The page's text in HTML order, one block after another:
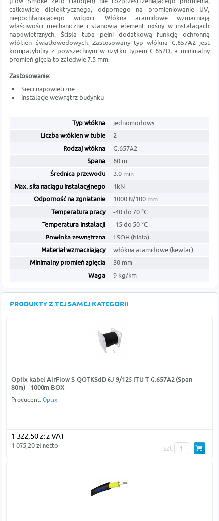
całkowicie dielektrycznego, odpornego na promieniowanie UV,
niepochłaniającego wilgoci. Włókna aramidowe wzmacniają
właściwości mechaniczne i stanowią element nośny w instalacjach
napowietrznych. Ścisła tuba pełni dodatkową funkcję ochronną
włókien światłowodowych. Zastosowany typ włókna G.657A2 jest
kompatybilny z powszechnym w użytku typem G.652D, a minimalny
promień gięcia to zaledwie 7.5 mm.
Zastosowanie:
Sieci napowietrzne
Instalacje wewnątrz budynku
Typ włókna
jednomodowy
Liczba włókien w tubie
2
Rodzaj włókna
G.657A2
Spana
60 m
Średnica przewodu
3.0 mm
Max. siła naciągu instalacyjnego
1kN
Odporność na zgniatanie
1000 N/100 mm
Temperatura pracy
-40 do 70 °C
Temperatura instalacji
-15 do 50 °C
Powłoka zewnętrzna
LSOH (biała)
Materiał wzmacniający
włókna aramidowe (kewlar)
Minimalny promień zgięcia
30 mm
Waga
9 kg/km
PRODUKTY Z TEJ SAMEJ KATEGORII
Optix kabel AirFlow S-QOTKSdD 6J 9/125 ITU-T G.657A2 (Span
80m) - 1000m BOX
Producent: Optix
1 322,50 zł z VAT
1 075,20 zł netto szt